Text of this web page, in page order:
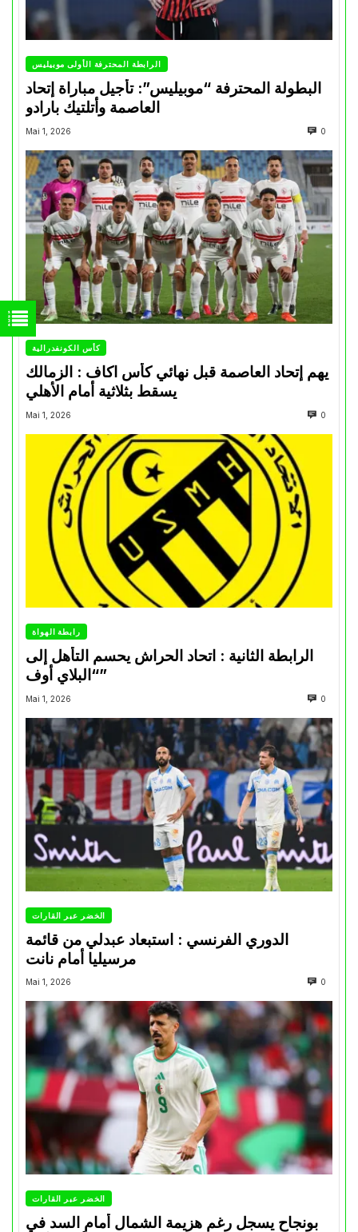
الرابطة المحترفة الأولى موبيليس
البطولة المحترفة “موبيليس”: تأجيل مباراة إتحاد
العاصمة وأتلتيك بارادو
Mai 1, 2026 0
كأس الكونفدرالية
يهم إتحاد العاصمة قبل نهائي كأس اكاف : الزمالك
Mai 1, 2026 0
رابطة الهواة
الرابطة الثانية : اتحاد الحراش يحسم التأهل إلى
“البلاي أوف”
Mai 1, 2026 0
الخضر عبر القارات
الدوري الفرنسي : استبعاد عبدلي من قائمة
مرسيليا أمام نانت
Mai 1, 2026 0
الخضر عبر القارات
بونجاح يسجل رغم هزيمة الشمال أمام السد في